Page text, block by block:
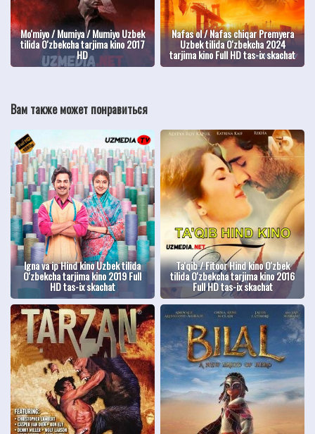
Mo'miyo / Mumiya / Mumiyo Uzbek
tilida O'zbekcha tarjima kino 2017
HD
Nafas ol / Nafas chiqar Premyera
Uzbek tilida O'zbekcha 2024
tarjima kino Full HD tas-ix skachat
Вам также может понравиться
Igna va ip Hind kino Uzbek tilida
O'zbekcha tarjima kino 2019 Full
HD tas-ix skachat
Ta'qib / Fitoor Hind kino O'zbek
tilida O'zbekcha tarjima kino 2016
Full HD tas-ix skachat